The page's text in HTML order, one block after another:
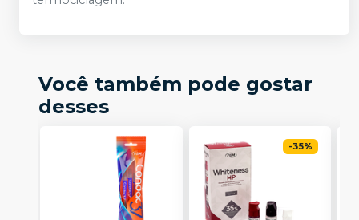
Você também pode gostar
desses
-35%